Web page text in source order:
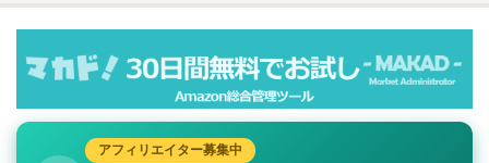
アフィリエイター募集中